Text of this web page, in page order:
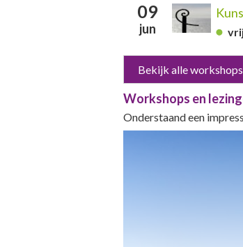
09
jun
Bekijk alle
Workshops en
Onderstaand een